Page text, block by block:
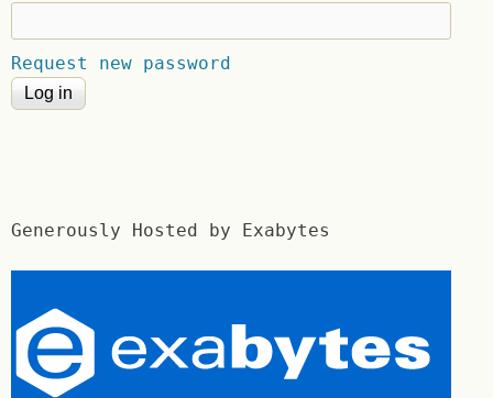
Request new password
Generously Hosted by Exabytes